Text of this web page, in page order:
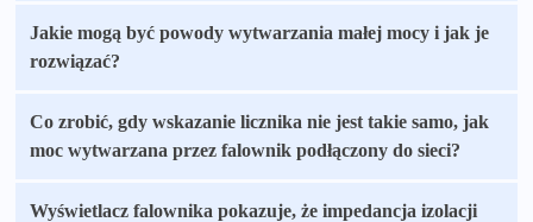
Jakie mogą być powody wytwarzania małej mocy i jak je
rozwiązać?
Co zrobić, gdy wskazanie licznika nie jest takie samo, jak
moc wytwarzana przez falownik podłączony do sieci?
Wyświetlacz falownika pokazuje, że impedancja izolacji